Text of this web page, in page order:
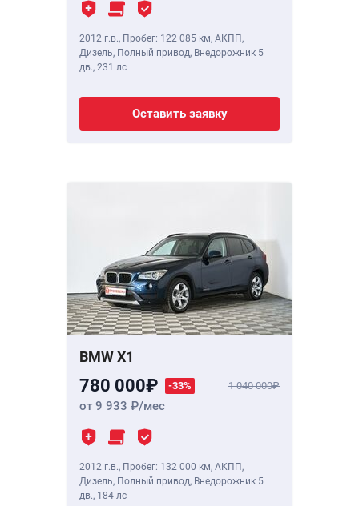
2012 г.в., Пробег: 122 085 км, АКПП,
Дизель, Полный привод, Внедорожник 5
дв., 231 лс
Оставить заявку
BMW X1
780 000 -33% 1 040 000
от 9 933 /мес
2012 г.в., Пробег: 132 000 км, АКПП,
Дизель, Полный привод, Внедорожник 5
дв., 184 лс